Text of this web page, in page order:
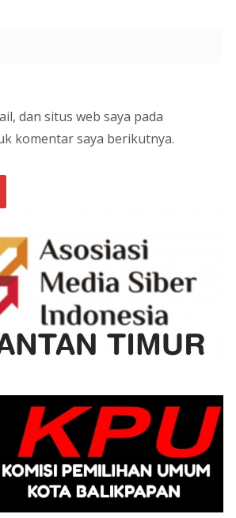
dan situs web saya pada
komentar saya berikutnya.